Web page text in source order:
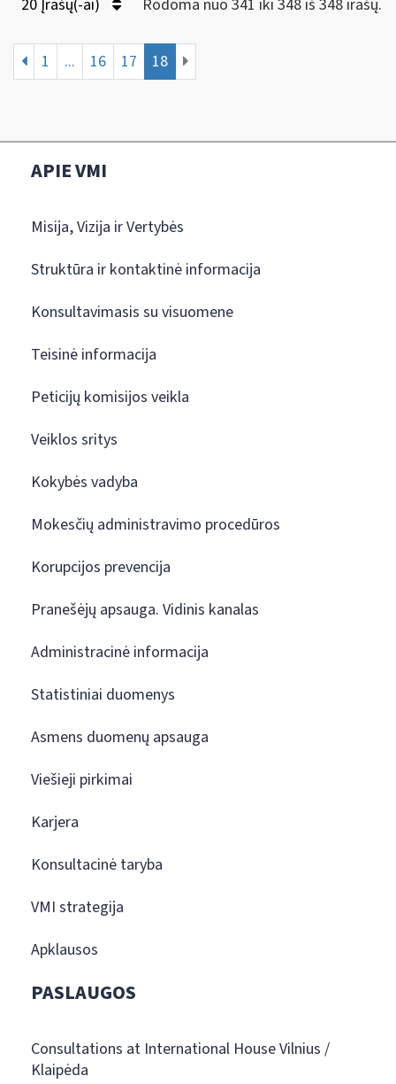
20 Įrašų(-ai) Rodoma nuo 341 iki 348 iš 348 irašų.
1 ... 16 17 18
APIE VMI
Misija, Vizija ir Vertybės
Struktūra ir kontaktinė informacija
Konsultavimasis su visuomene
Teisinė informacija
Peticijų komisijos veikla
Veiklos sritys
Kokybės vadyba
Mokesčių administravimo procedūros
Korupcijos prevencija
Pranešėjų apsauga. Vidinis kanalas
Administracinė informacija
Statistiniai duomenys
Asmens duomenų apsauga
Viešieji pirkimai
Karjera
Konsultacinė taryba
VMI strategija
Apklausos
PASLAUGOS
Consultations at International House Vilnius /
Klaipėda